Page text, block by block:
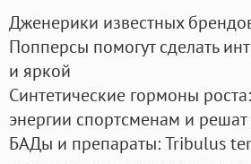
Дженерики известных
Попперсы помогут сделать
и яркой
Синтетические гормоны роста
энергии спортсменам и
БАДы и препараты:Tribulus